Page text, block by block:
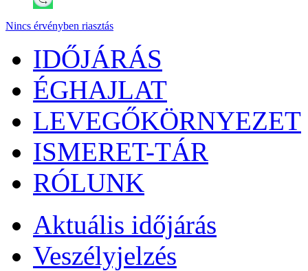
Nincs érvényben riasztás
IDŐJÁRÁS
ÉGHAJLAT
LEVEGŐKÖRNYEZET
ISMERET-TÁR
RÓLUNK
Aktuális időjárás
Veszélyjelzés